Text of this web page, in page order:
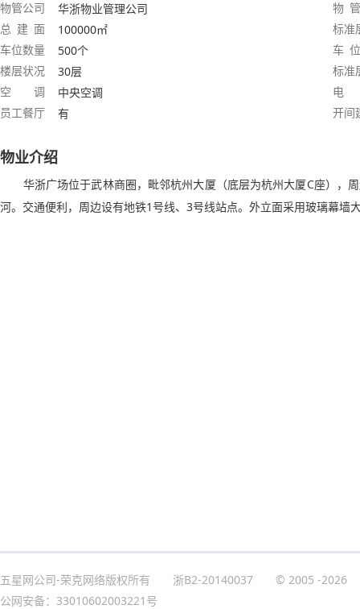
物管公司 华浙物业管理公司
物
总 建 面
100000㎡
标准
车位数量
500个
车
楼层状况
30层
标准
空 调
中央空调
电
员工餐厅
有 开间
物业介绍
华浙广场位于武林商圈，毗邻杭州大厦（底层为杭州大厦C座），
河。交通便利，周边设有地铁1号线、3号线站点。外立面采用玻璃幕
五星网公司-荣克网络版权所有 浙B2-20140037 © 2005 -2026
公网安备：33010602003221号